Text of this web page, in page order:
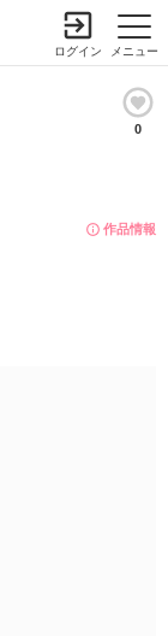
メニュー
ログイン
0
作品情報